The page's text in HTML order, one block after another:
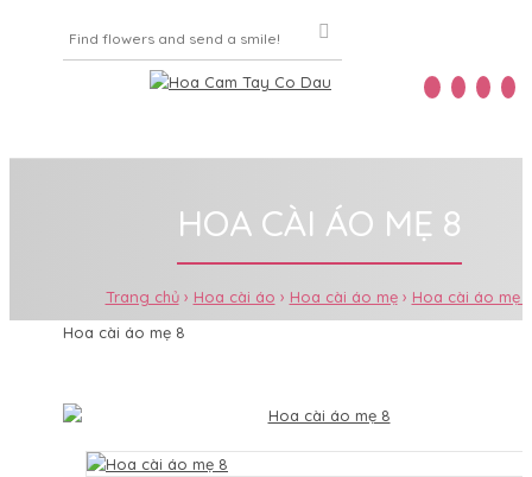
HOA CÀI ÁO MẸ 8
Trang chủ Hoa cài áo Hoa cài áo mẹ
Hoa cài áo mẹ
Hoa cài áo mẹ 8